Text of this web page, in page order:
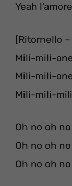
Yeah
[Ritornello
Mili-mili-
Mili-mili-
Mili-mili-
Oh no oh no
Oh no oh no
Oh no oh no